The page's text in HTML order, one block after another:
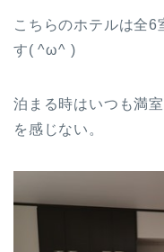
こちらのホテルは全6
す( ^ω^ )
泊まる時はいつも満
を感じない。